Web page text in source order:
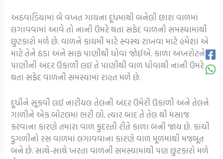
અઠવાડિયામાં બે વખત ગાયના દૂધમાંથી બનેલી છાશ વાળમાં
લગાવવામાં આવે તો નાની ઉંમરે થતા સફેદ વાળની સમસ્યામાંથી
છુટકારો મળે છે. વાળને કાયમી માટે સ્વસ્થ રાખવા માટે હંમેશાં એ
માટે તેને ઠંડા અને સાફ પાણીથી ધોવા જોઈએ. કાળા અખરોટને
પાણીની અંદર ઉકાળી લઇ તે પાણીથી વાળ ધોવાથી નાની ઉંમરે
થતા સફેદ વાળની સમસ્યામાં રાહત મળે છે.
દૂધીને સૂકવી લઈ નારીયલ તેલની અંદર ઉમેરી ઉકાળી અને તેલને
ગાળીને એક બોટલમાં ભરી લો. ત્યાર બાદ તે તેલ થી મસાજ
કરવાના કારણે તમારા વાળ કુદરતી રીતે કાળા બની જાય છે. કાચી
ડુંગળીનો રસ વાળમાં લગાવવાના કારણે વાળ મૂળમાંથી મજબૂત
બને છે. સાથે-સાથે ખરતા વાળની સમસ્યામાંથી પણ છુટકારો મળે